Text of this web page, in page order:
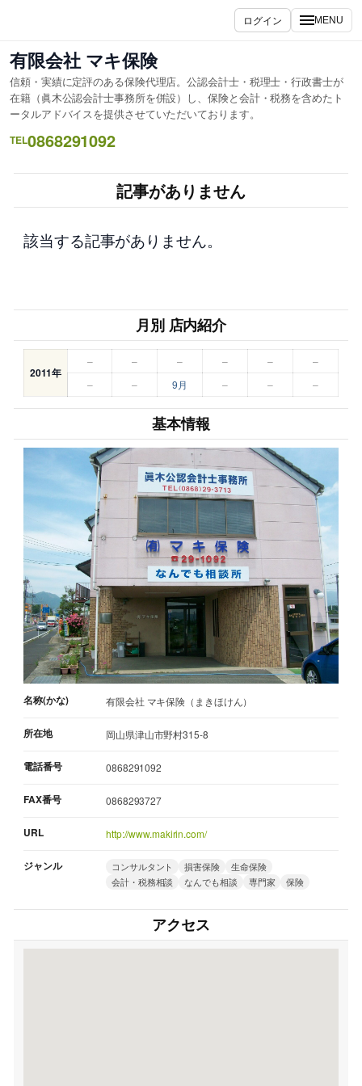
を
ス
キ
ッ
ログイン MENU
有限会社 マキ保険
信頼・実績に定評のある保険代理店。公認会計士・税理士・行政書士が
在籍（眞木公認会計士事務所を併設）し、保険と会計・税務を含めたト
ータルアドバイスを提供させていただいております。
TEL0868291092
記事がありません
該当する記事がありません。
月別 店内紹介
2011年
– – – – –
–
–
– 9月 – – –
基本情報
名称(かな) 有限会社 マキ保険（まきほけん）
所在地 岡山県津山市野村315-8
電話番号 0868291092
FAX番号 0868293727
URL http://www.makirin.com/
ジャンル コンサルタント 損害保険
生命保険
会計・税務相談
なんでも相談 専門家 保険
アクセス